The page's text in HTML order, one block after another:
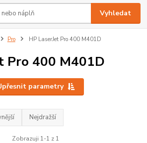
Vyhledat
Pro HP LaserJet Pro 400 M401D
Pro 400 M401D
parametry
Nejdražší
Zobrazuji 1-1 z 1